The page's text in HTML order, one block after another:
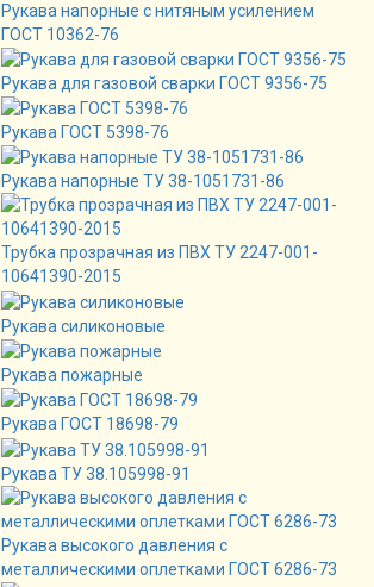
Рукава напорные с нитяным усилением
ГОСТ 10362-76
Рукава для газовой сварки ГОСТ 9356-75
Рукава ГОСТ 5398-76
Рукава напорные ТУ 38-1051731-86
Трубка прозрачная из ПВХ ТУ 2247-001-
10641390-2015
Рукава силиконовые
Рукава пожарные
Рукава ГОСТ 18698-79
Рукава ТУ 38.105998-91
Рукава высокого давления с
металлическими оплетками ГОСТ 6286-73